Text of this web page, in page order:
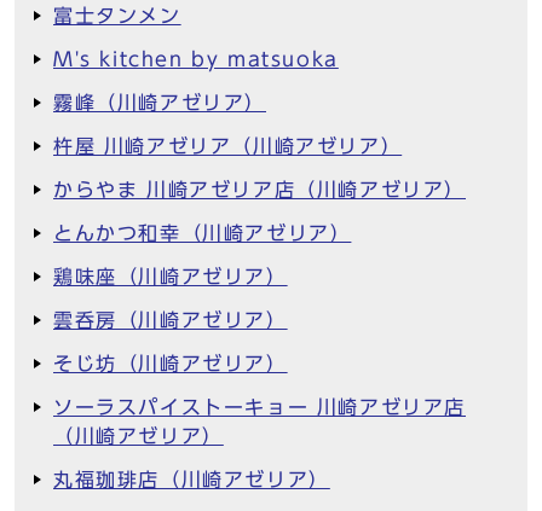
富士タンメン
M's kitchen by matsuoka
霧峰（川崎アゼリア）
杵屋 川崎アゼリア（川崎アゼリア）
からやま 川崎アゼリア店（川崎アゼリア）
とんかつ和幸（川崎アゼリア）
鶏味座（川崎アゼリア）
雲呑房（川崎アゼリア）
そじ坊（川崎アゼリア）
ソーラスパイストーキョー 川崎アゼリア店
（川崎アゼリア）
丸福珈琲店（川崎アゼリア）